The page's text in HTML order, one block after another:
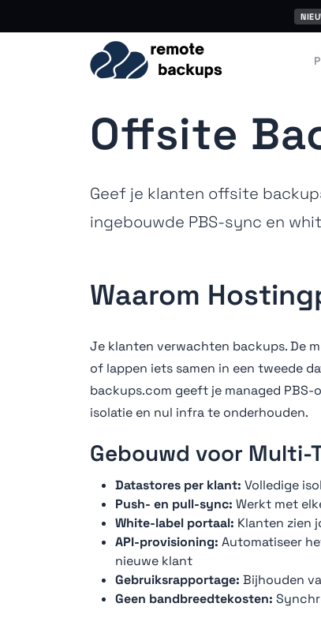
Offsite
Geef je klanten offsite
ingebouwde PBS-sync en
Waarom
Je klanten verwachten backups. De
of lappen iets samen in een tweede
backups.com geeft je managed
isolatie en nul infra te onderhouden.
Gebouwd voor Multi-
Datastores per klant: Volledige
Push- en pull-sync: Werkt met
White-label portaal: Klanten zien
API-provisioning: Automatiseer
nieuwe klant
Gebruiksrapportage: Bijhouden
Geen bandbreedtekosten: